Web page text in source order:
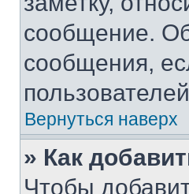
сообщение.
сообщения,
Вернуться наверх
» Как
Чтобы